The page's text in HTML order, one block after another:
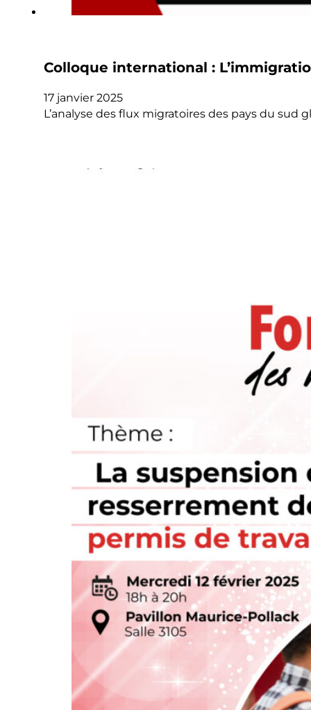
Colloque international :
17 janvier 2025
L’analyse des flux migratoires des pays du